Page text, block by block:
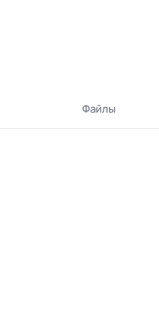
Файлы